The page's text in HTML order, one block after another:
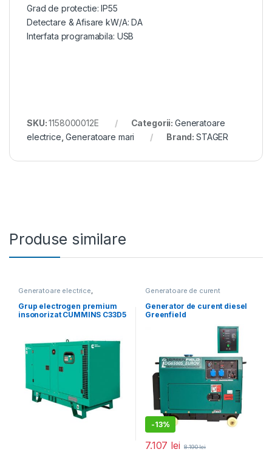
Grad de protectie: IP55
Detectare & Afisare kW/A: DA
Interfata programabila: USB
SKU:1158000012E Categorii: Generatoare
electrice ,Generatoare mari Brand: STAGER
Produse similare
Generatoare electrice,
Grup electrogen premium
insonorizat CUMMINS C33D5
Generatoare de curent
electrice,Promoții
Generator de curent diesel
Greenfield
carcasa insonorizanta,
stationar, monofazat, 5.5
-13%
7.107 lei 8.190lei